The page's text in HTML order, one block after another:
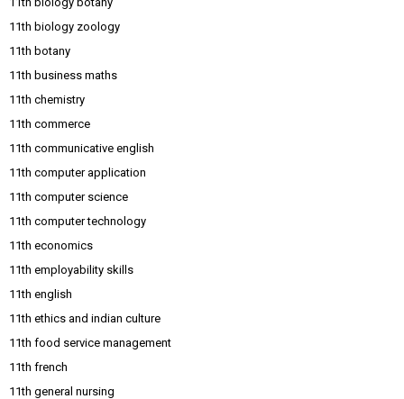
11th biology zoology
11th botany
11th business maths
11th chemistry
11th commerce
11th communicative english
11th computer application
11th computer science
11th computer technology
11th economics
11th employability skills
11th english
11th ethics and indian culture
11th food service management
11th french
11th general nursing